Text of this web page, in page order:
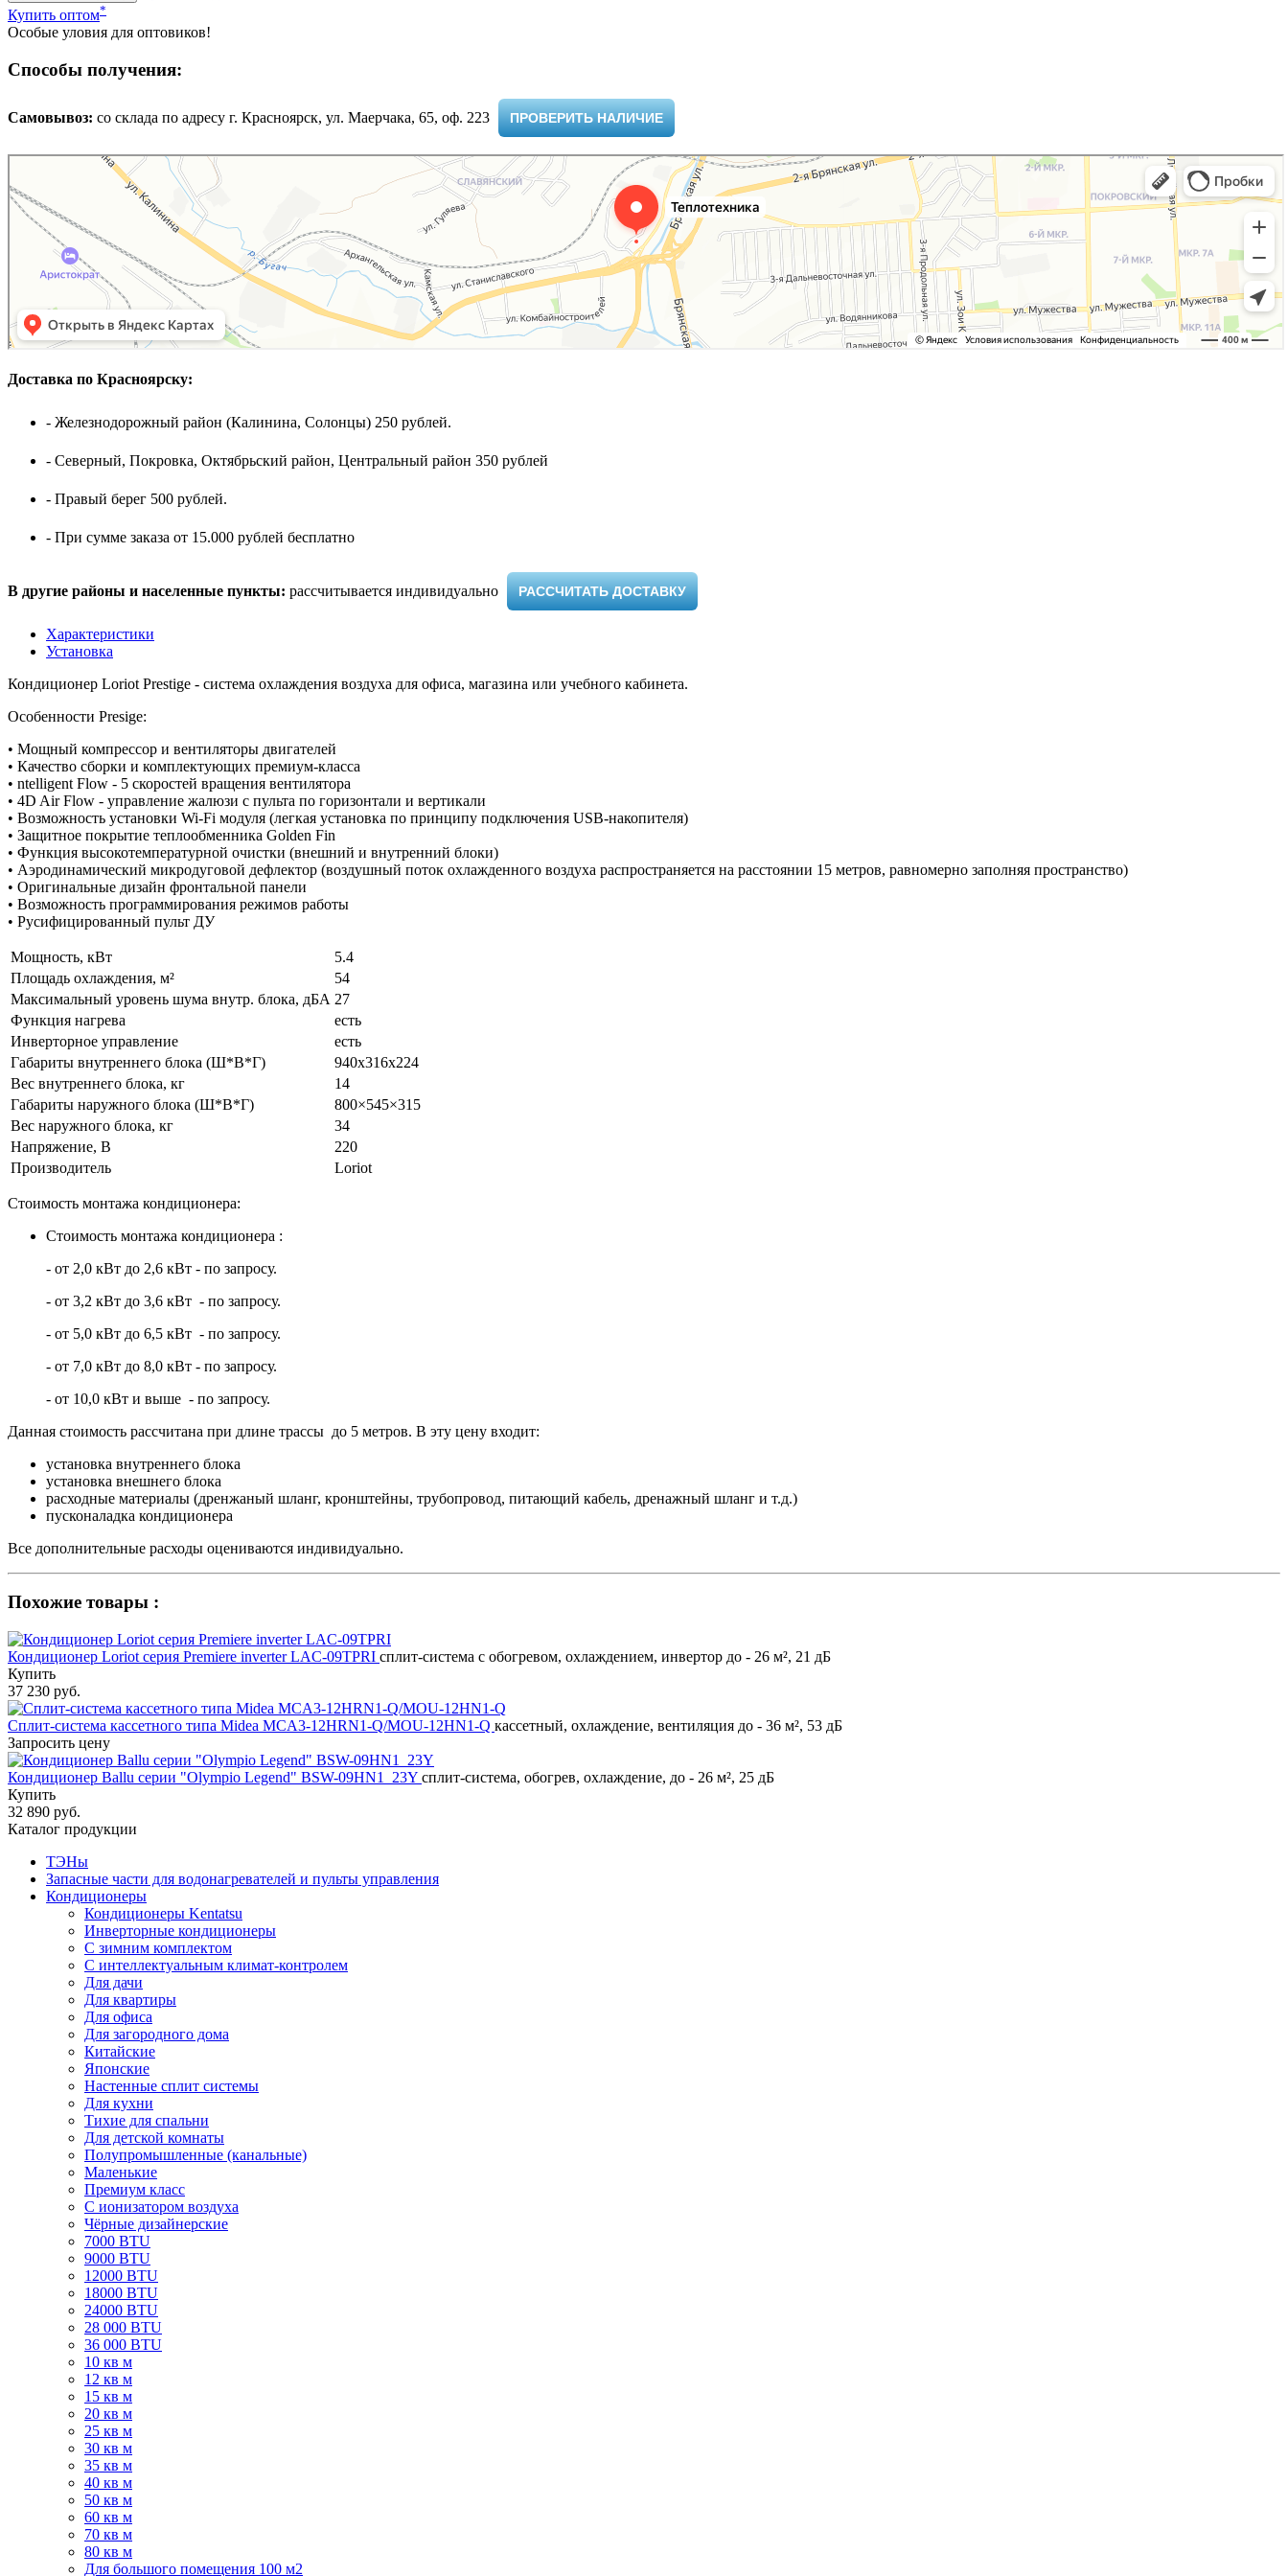
Купить оптом*
Особые уловия для оптовиков!
Способы получения:
Самовывоз: cо склада по адресу г. Красноярск, ул. Маерчака, 65, оф. 223 ​ ПРОВЕРИТЬ НАЛИЧИЕ
Доставка по Красноярску:
- Железнодорожный район (Калинина, Солонцы) 250 рублей.
- Северный, Покровка, Октябрьский район, Центральный район 350 рублей
- Правый берег 500 рублей.
- При сумме заказа от 15.000 рублей бесплатно
В другие районы и населенные пункты: рассчитывается индивидуально ​ РАССЧИТАТЬ ДОСТАВКУ
Характеристики
Установка
Кондиционер Loriot Prestige - система охлаждения воздуха для офиса, магазина или учебного кабинета.
Особенности Presige:
• Мощный компрессор и вентиляторы двигателей
• Качество сборки и комплектующих премиум-класса
• ntelligent Flow - 5 скоростей вращения вентилятора
• 4D Air Flow - управление жалюзи с пульта по горизонтали и вертикали
• Возможность установки Wi-Fi модуля (легкая установка по принципу подключения USB-накопителя)
• Защитное покрытие теплообменника Golden Fin
• Функция высокотемпературной очистки (внешний и внутренний блоки)
• Аэродинамический микродуговой дефлектор (воздушный поток охлажденного воздуха распространяется на расстоянии 15 метров, равномерно заполняя пространство)
• Оригинальные дизайн фронтальной панели
• Возможность программирования режимов работы
• Русифицированный пульт ДУ
Мощность, кВт
5.4
Площадь охлаждения, м²
54
Максимальный уровень шума внутр. блока, дБА 27
Функция нагрева
есть
Инверторное управление
есть
Габариты внутреннего блока (Ш*В*Г)
940х316х224
Вес внутреннего блока, кг
14
Габариты наружного блока (Ш*В*Г)
800×545×315
Вес наружного блока, кг
34
Напряжение, В
220
Производитель
Loriot
Стоимость монтажа кондиционера:
Стоимость монтажа кондиционера :
- от 2,0 кВт до 2,6 кВт - по запросу.
- от 3,2 кВт до 3,6 кВт - по запросу.
- от 5,0 кВт до 6,5 кВт - по запросу.
- от 7,0 кВт до 8,0 кВт - по запросу.
- от 10,0 кВт и выше - по запросу.
Данная стоимость рассчитана при длине трассы до 5 метров. В эту цену входит:
установка внутреннего блока
установка внешнего блока
расходные материалы (дренжаный шланг, кронштейны, трубопровод, питающий кабель, дренажный шланг и т.д.)
пусконаладка кондиционера
Все дополнительные расходы оцениваются индивидуально.
Похожие товары :
Кондиционер Loriot cерия Premiere inverter LAC-09TPRI сплит-система с обогревом, охлаждением, инвертор до - 26 м², 21 дБ
Купить
37 230 руб.
Сплит-система кассетного типа Midea MCA3-12HRN1-Q/MOU-12HN1-Q кассетный, охлаждение, вентиляция до - 36 м², 53 дБ
Запросить цену
Кондиционер Ballu серии "Olympio Legend" BSW-09HN1_23Y сплит-система, обогрев, охлаждение, до - 26 м², 25 дБ
Купить
32 890 руб.
Каталог продукции
ТЭНы
Запасные части для водонагревателей и пульты управления
Кондиционеры
Кондиционеры Kentatsu
Инверторные кондиционеры
С зимним комплектом
С интеллектуальным климат-контролем
Для дачи
Для квартиры
Для офиса
Для загородного дома
Китайские
Японские
Настенные сплит системы
Для кухни
Тихие для спальни
Для детской комнаты
Полупромышленные (канальные)
Маленькие
Премиум класс
C ионизатором воздуха
Чёрные дизайнерские
7000 BTU
9000 BTU
12000 BTU
18000 BTU
24000 BTU
28 000 BTU
36 000 BTU
10 кв м
12 кв м
15 кв м
20 кв м
25 кв м
30 кв м
35 кв м
40 кв м
50 кв м
60 кв м
70 кв м
80 кв м
Для большого помещения 100 м2